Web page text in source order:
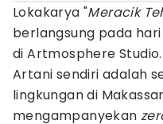
Lokakarya "Meracik
berlangsung pada
di Artmosphere Studio.
Artani sendiri adalah
lingkungan di
mengampanyekan